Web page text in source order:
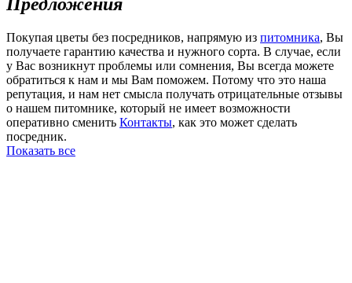
Предложения
Покупая цветы без посредников, напрямую из питомника, Вы
получаете гарантию качества и нужного сорта. В случае, если
у Вас возникнут проблемы или сомнения, Вы всегда можете
обратиться к нам и мы Вам поможем. Потому что это наша
репутация, и нам нет смысла получать отрицательные отзывы
о нашем питомнике, который не имеет возможности
оперативно сменить Контакты, как это может сделать
посредник.
Показать все